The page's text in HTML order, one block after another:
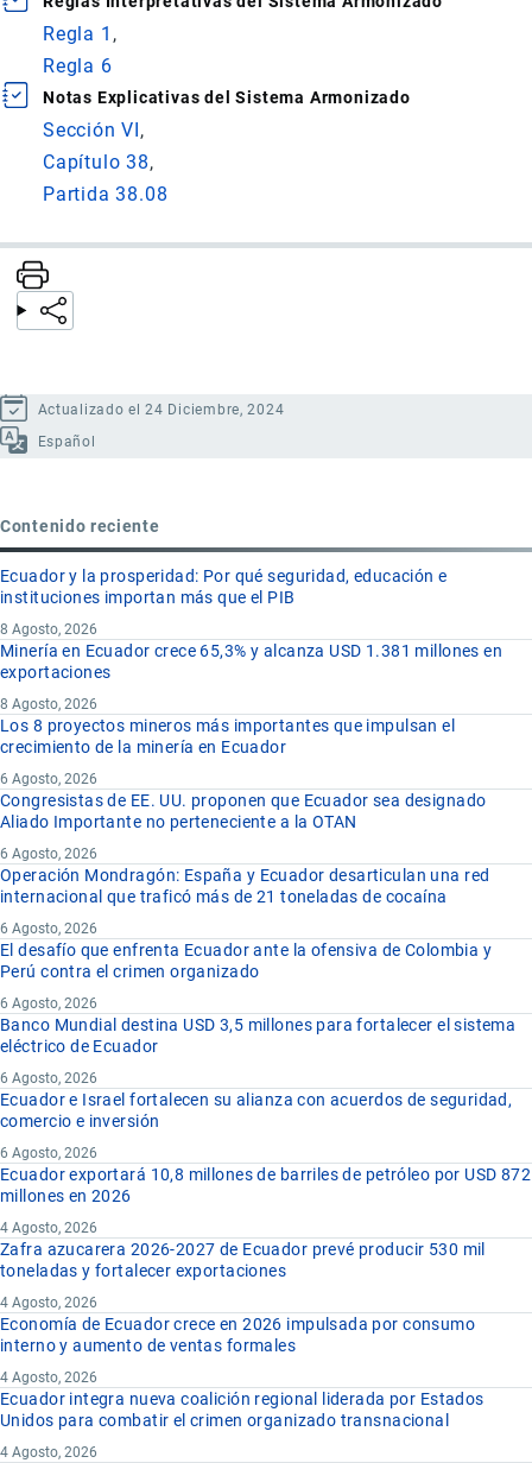
Regla 1
Regla 6
Notas Explicativas del Sistema Armonizado
Sección VI
Capítulo 38
Partida 38.08
Actualizado el 24 Diciembre, 2024
Español
Contenido reciente
Ecuador y la prosperidad: Por qué seguridad, educación e
instituciones importan más que el PIB
8 Agosto, 2026
Minería en Ecuador crece 65,3% y alcanza USD 1.381 millones en
exportaciones
8 Agosto, 2026
Los 8 proyectos mineros más importantes que impulsan el
crecimiento de la minería en Ecuador
6 Agosto, 2026
Congresistas de EE. UU. proponen que Ecuador sea designado
Aliado Importante no perteneciente a la OTAN
6 Agosto, 2026
Operación Mondragón: España y Ecuador desarticulan una red
internacional que traficó más de 21 toneladas de cocaína
6 Agosto, 2026
El desafío que enfrenta Ecuador ante la ofensiva de Colombia y
Perú contra el crimen organizado
6 Agosto, 2026
Banco Mundial destina USD 3,5 millones para fortalecer el sistema
eléctrico de Ecuador
6 Agosto, 2026
Ecuador e Israel fortalecen su alianza con acuerdos de seguridad,
comercio e inversión
6 Agosto, 2026
Ecuador exportará 10,8 millones de barriles de petróleo por USD 872
millones en 2026
4 Agosto, 2026
Zafra azucarera 2026-2027 de Ecuador prevé producir 530 mil
toneladas y fortalecer exportaciones
4 Agosto, 2026
Economía de Ecuador crece en 2026 impulsada por consumo
interno y aumento de ventas formales
4 Agosto, 2026
Ecuador integra nueva coalición regional liderada por Estados
Unidos para combatir el crimen organizado transnacional
4 Agosto, 2026